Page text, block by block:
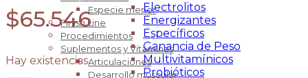
Electrolitos
Energizantes
Específicos
Ganancia de Peso
Multivitamínicos
Probióticos
Especie menor
Finish Line
Procedimientos
Suplementos y Vitaminas
Articulaciones
Desarrollo muscular
$65.546
Hay existencias